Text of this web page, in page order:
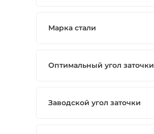
Марка стали
Оптимальный угол заточки
Заводской угол заточки